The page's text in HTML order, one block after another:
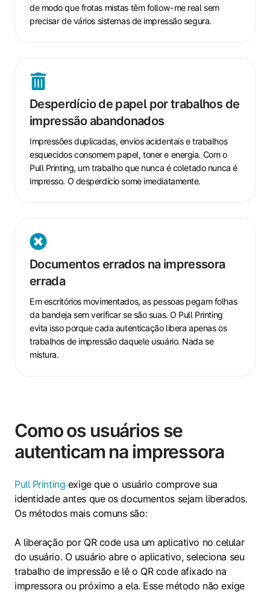
de modo que frotas mistas têm follow-me real sem
precisar de vários sistemas de impressão segura.
Desperdício de papel por trabalhos de
impressão abandonados
Impressões duplicadas, envios acidentais e trabalhos
esquecidos consomem papel, toner e energia. Com o
Pull Printing, um trabalho que nunca é coletado nunca é
impresso. O desperdício some imediatamente.
Desperdício
de
papel
por
trabalhos
de
impressão
abandonados
Documentos errados na impressora
errada
Em escritórios movimentados, as pessoas pegam folhas
da bandeja sem verificar se são suas. O Pull Printing
evita isso porque cada autenticação libera apenas os
trabalhos de impressão daquele usuário. Nada se
mistura.
Documentos
errados
na
impressora
errada
Como os usuários se
autenticam na impressora
Pull Printing exige que o usuário comprove sua
identidade antes que os documentos sejam liberados.
Os métodos mais comuns são:
A liberação por QR code usa um aplicativo no celular
do usuário. O usuário abre o aplicativo, seleciona seu
trabalho de impressão e lê o QR code afixado na
impressora ou próximo a ela. Esse método não exige